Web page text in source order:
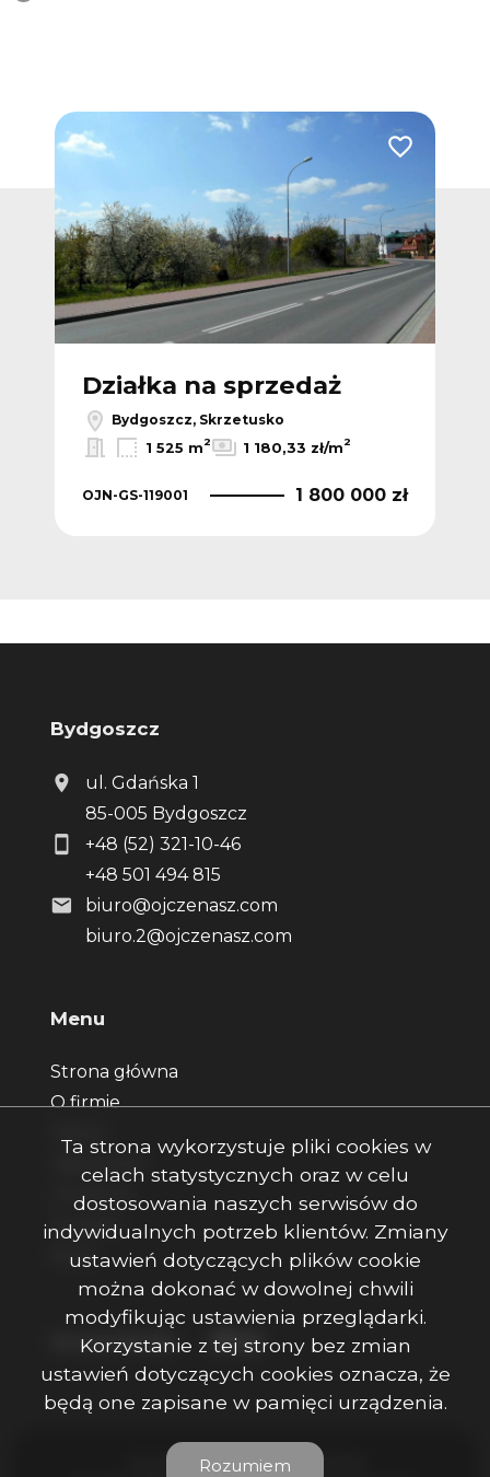
Dodaj do
Działka na sprzedaż
Bydgoszcz, Skrzetusko
1 525 m2 1 180,33 zł/m2
OJN-GS-119001 1 800 000 zł
Bydgoszcz
ul. Gdańska 1
85-005 Bydgoszcz
+48 (52) 321-10-46
+48 501 494 815
biuro@ojczenasz.com
biuro.2@ojczenasz.com
Menu
Strona główna
O firmie
Zgłoszenia
Ulubione
Kontakt
Rodo
Social Media Facebook
Facebook
Facebook
Ojczenasz Nieruchomości © 2026
Ta strona wykorzystuje pliki cookies w
celach statystycznych oraz w celu
dostosowania naszych serwisów do
indywidualnych potrzeb klientów. Zmiany
ustawień dotyczących plików cookie
można dokonać w dowolnej chwili
modyfikując ustawienia przeglądarki.
Korzystanie z tej strony bez zmian
ustawień dotyczących cookies oznacza, że
będą one zapisane w pamięci urządzenia.
Rozumiem